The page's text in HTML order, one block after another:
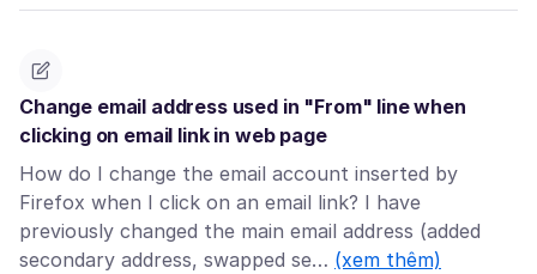
Change email address used in "From" line when
clicking on email link in web page
How do I change the email account inserted by
Firefox when I click on an email link? I have
previously changed the main email address (added
secondary address, swapped se… (xem thêm)